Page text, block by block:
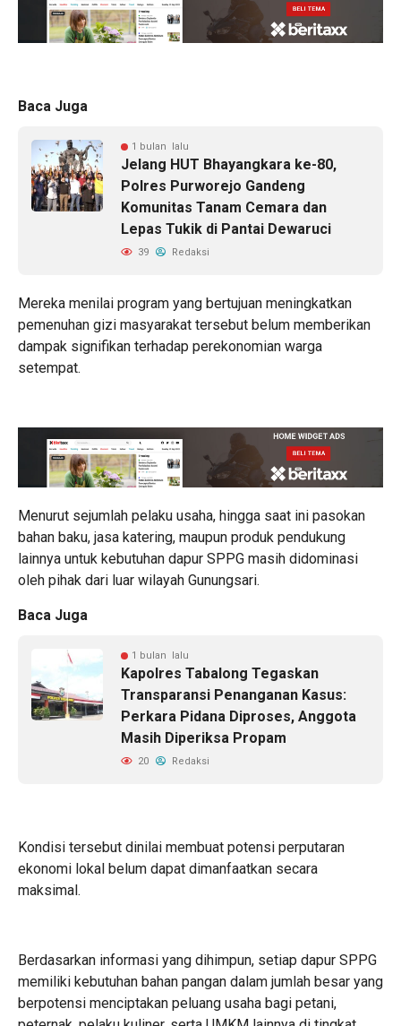
Baca Juga
1 bulan lalu
Jelang HUT Bhayangkara ke-80,
Polres Purworejo Gandeng
Komunitas Tanam Cemara dan
Lepas Tukik di Pantai Dewaruci
39 Redaksi
Mereka menilai program yang bertujuan meningkatkan
pemenuhan gizi masyarakat tersebut belum memberikan
dampak signifikan terhadap perekonomian warga
setempat.
Menurut sejumlah pelaku usaha, hingga saat ini pasokan
bahan baku, jasa katering, maupun produk pendukung
lainnya untuk kebutuhan dapur SPPG masih didominasi
oleh pihak dari luar wilayah Gunungsari.
Baca Juga
1 bulan lalu
Kapolres Tabalong Tegaskan
Transparansi Penanganan Kasus:
Perkara Pidana Diproses, Anggota
Masih Diperiksa Propam
20 Redaksi
Kondisi tersebut dinilai membuat potensi perputaran
ekonomi lokal belum dapat dimanfaatkan secara
maksimal.
Berdasarkan informasi yang dihimpun, setiap dapur SPPG
memiliki kebutuhan bahan pangan dalam jumlah besar yang
berpotensi menciptakan peluang usaha bagi petani,